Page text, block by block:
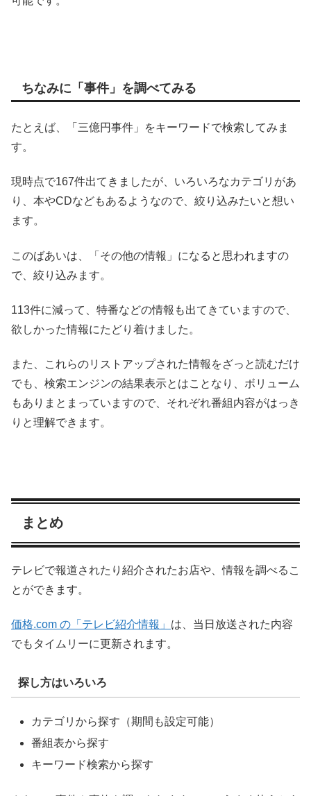
ちなみに「事件」を調べてみる
たとえば、「三億円事件」をキーワードで検索してみま
す。
現時点で167件出てきましたが、いろいろなカテゴリがあ
り、本やCDなどもあるようなので、絞り込みたいと想い
ます。
このばあいは、「その他の情報」になると思われますの
で、絞り込みます。
113件に減って、特番などの情報も出てきていますので、
欲しかった情報にたどり着けました。
また、これらのリストアップされた情報をざっと読むだけ
でも、検索エンジンの結果表示とはことなり、ボリューム
もありまとまっていますので、それぞれ番組内容がはっき
りと理解できます。
まとめ
テレビで報道されたり紹介されたお店や、情報を調べるこ
とができます。
価格.com の「テレビ紹介情報」 は、当日放送された内容
でもタイムリーに更新されます。
探し方はいろいろ
カテゴリから探す（期間も設定可能）
番組表から探す
キーワード検索から探す